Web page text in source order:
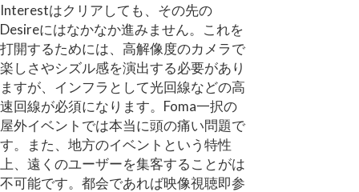
Interestはクリアしても、その先の
Desireにはなかなか進みません。これを
打開するためには、高解像度のカメラで
楽しさやシズル感を演出する必要があり
ますが、インフラとして光回線などの高
速回線が必須になります。Foma一択の
屋外イベントでは本当に頭の痛い問題で
す。また、地方のイベントという特性
上、遠くのユーザーを集客することがは
不可能です。都会であれば映像視聴即参